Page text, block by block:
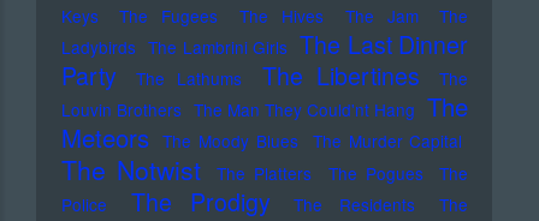
Keys
The Fugees The Hives The Jam
The
Ladybirds The Lambrini Girls The Last Dinner
Party
The Lathums The Libertines
The
Louvin Brothers The Man They Could'nt Hang The
Meteors The Moody Blues The Murder Capital
The Notwist The Platters The Pogues
The
Police
The Prodigy The Residents
The